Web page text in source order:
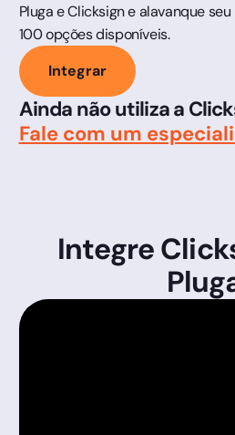
Pluga e Clicksign e alavanque
100 opções disponíveis.
Integrar
Ainda não utiliza a
Fale com um
Integre